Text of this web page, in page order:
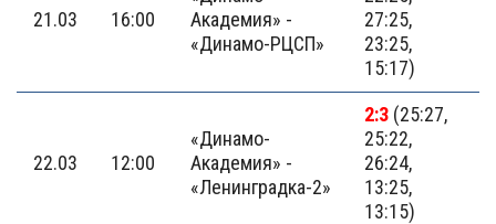
21.03 16:00
Академия» -
«Динамо-РЦСП»
27:25,
23:25,
15:17)
22.03 12:00
«Динамо-
Академия» -
«Ленинградка-2»
2:3 (25:27,
25:22,
26:24,
13:25,
13:15)